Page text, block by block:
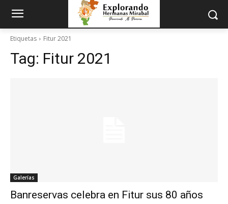
Etiquetas Fitur 2021
Tag: Fitur 2021
Galerías
Banreservas celebra en Fitur sus 80 años